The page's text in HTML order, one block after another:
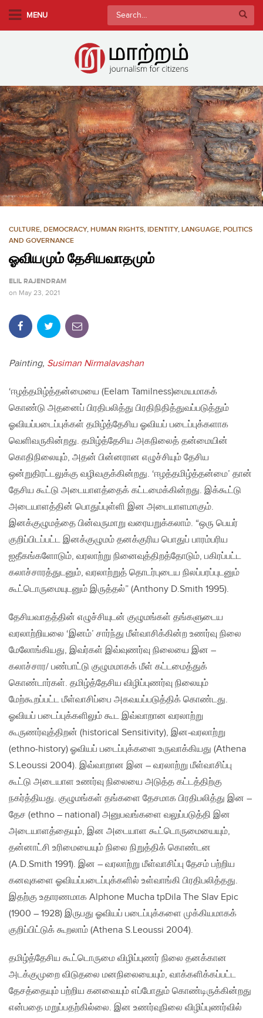
m
a
i
n
c
n
t
MENU
Search
for:
CULTURE, DEMOCRACY, HUMAN RIGHTS, IDENTITY, LANGUAGE, POLITICS
AND GOVERNANCE
ஓவியமும் தேசியவாதமும்
ELIL RAJENDRAM
on May 23, 2021
Painting, Susiman Nirmalavashan
‘ஈழத்தமிழ்த்தன்மையை (Eelam Tamilness)மையமாகக்
கொண்டு அதனைப் பிரதிபலித்து பிரதிநிதித்துவப்படுத்தும்
ஓவியப்படைப்புக்கள் தமிழ்த்தேசிய ஓவியப் படைப்புக்களாக
வெளிவருகின்றது. தமிழ்த்தேசிய அகநிலைத் தன்மையின்
கொதிநிலையும், அதன் பின்னரான எழுச்சியும் தேசிய
ஒன்றுதிரட்டலுக்கு வழிவகுக்கின்றது. ‘ஈழத்தமிழ்த்தன்மை’ தான்
தேசிய கூட்டு அடையாளத்தைக் கட்டமைக்கின்றது. இக்கூட்டு
அடையாளத்தின் பொதுப்புள்ளி இன அடையாளமாகும்.
இனக்குழுமத்தை பின்வருமாறு வரையறுக்கலாம். “ஒரு பெயர்
குறிப்பிடப்பட்ட இனக்குழுமம் தனக்குரிய பொதுப் பாரம்பரிய
ஐதீகங்களோடும், வரலாற்று நினைவுத்திறத்தோடும், பகிரப்பட்ட
கலாச்சாரத்துடனும், வரலாற்றுத் தொடர்புடைய நிலப்பரப்புடனும்
கூட்டொருமையுடனும் இருத்தல்” (Anthony D.Smith 1995).
தேசியவாதத்தின் எழுச்சியுடன் குழுமங்கள் தங்களுடைய
வரலாற்றியலை ‘இனம்’ சார்ந்து மீள்வாசிக்கின்ற உணர்வு நிலை
மேலோங்கியது, இவர்கள் இவ்வுணர்வு நிலையை இன –
கலாச்சார/ பண்பாட்டு குழுமமாகக் மீள் கட்டமைத்துக்
கொண்டார்கள். தமிழ்த்தேசிய விழிப்புணர்வு நிலையும்
மேற்கூறப்பட்ட மீள்வாசிப்பை அகவயப்படுத்திக் கொண்டது.
ஓவியப் படைப்புக்களிலும் கூட இவ்வாறான வரலாற்று
கூருணர்வுத்திறன் (historical Sensitivity), இன-வரலாற்று
(ethno-history) ஓவியப் படைப்புக்களை உருவாக்கியது (Athena
S.Leoussi 2004). இவ்வாறான இன – வரலாற்று மீள்வாசிப்பு
கூட்டு அடையாள உணர்வு நிலையை அடுத்த கட்டத்திற்கு
நகர்த்தியது. குழுமங்கள் தங்களை தேசமாக பிரதிபலித்து இன –
தேச (ethno – national) அனுபவங்களை வலுப்படுத்தி இன
அடையாளத்தையும், இன அடையாள கூட்டொருமையையும்,
தன்னாட்சி உரிமையையும் நிலை நிறுத்திக் கொண்டன
(A.D.Smith 1991). இன – வரலாற்று மீள்வாசிப்பு தேசம் பற்றிய
கனவுகளை ஓவியப்படைப்புக்களில் உள்வாங்கி பிரதிபலித்தது.
இதற்கு உதாரணமாக Alphone Mucha tpDila The Slav Epic
(1900 – 1928) இருபது ஓவியப் படைப்புக்களை முக்கியமாகக்
குறிப்பிட்டுக் கூறலாம் (Athena S.Leoussi 2004).
தமிழ்த்தேசிய கூட்டொருமை விழிப்புணர் நிலை தனக்கான
அடக்குமுறை விடுதலை மனநிலையையும், வாக்களிக்கப்பட்ட
தேசத்தையும் பற்றிய கனவையும் எப்போதும் கொண்டிருக்கின்றது
என்பதை மறுப்பதற்கில்லை. இன உணர்வுநிலை விழிப்புணர்வில்